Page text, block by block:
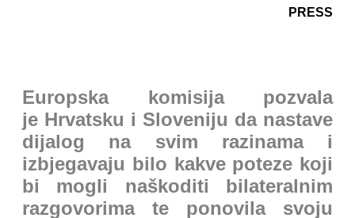
PRESS
Europska komisija pozvala
je Hrvatsku i Sloveniju da nastave
dijalog na svim razinama i
izbjegavaju bilo kakve poteze koji
bi mogli naškoditi bilateralnim
razgovorima te ponovila svoju